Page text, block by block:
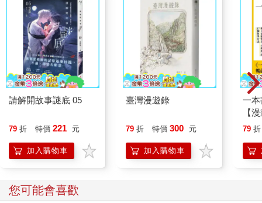
請解開故事謎底 05
79 折 特價 221 元
加入購物車
臺灣漫遊錄
79 折 特價 300 元
加入購物車
一
【
行
「
學方
79 折
您可能會喜歡